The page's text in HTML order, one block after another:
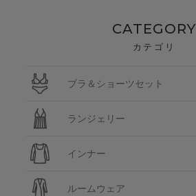
CATEGORY
カテゴリ
ブラ＆ショーツセット
ランジェリー
インナー
ルームウェア